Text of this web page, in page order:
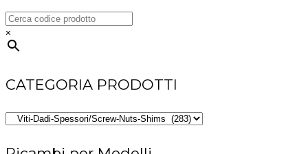
×
CATEGORIA PRODOTTI